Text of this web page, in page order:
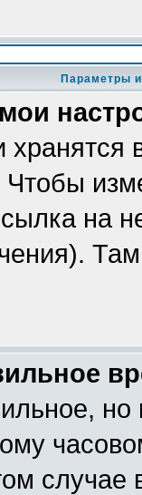
Параметры
на